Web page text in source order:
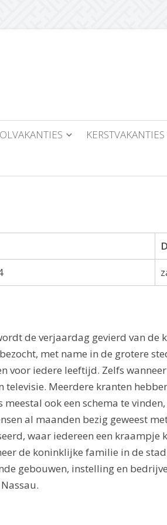
KERSTVAKANTIES
de verjaardag gevierd van de
met name in de grotere
voor iedere leeftijd. Zelfs
Meerdere kranten
ook een schema te
al maanden bezig geweest
waar iedereen een kraampje
de koninklijke familie in de
gebouwen, instelling en